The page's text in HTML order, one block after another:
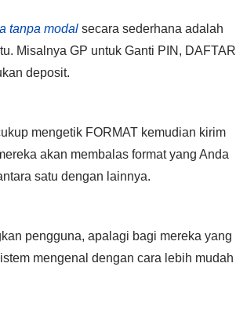
tanpa modal secara sederhana adalah
Misalnya GP untuk Ganti PIN, DAFTAR
deposit.
mengetik FORMAT kemudian kirim
akan membalas format yang Anda
satu dengan lainnya.
pengguna, apalagi bagi mereka yang
mengenal dengan cara lebih mudah